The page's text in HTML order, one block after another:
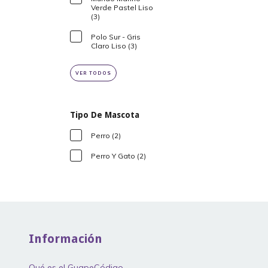
Verde Pastel Liso
(3)
Polo Sur - Gris
Claro Liso (3)
VER TODOS
Tipo De Mascota
Perro (2)
Perro Y Gato (2)
Información